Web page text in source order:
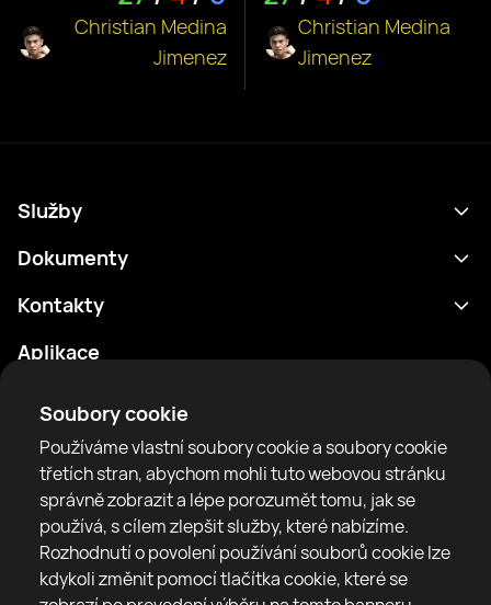
Soubory cookie
Používáme vlastní soubory cookie a soubory cookie
třetích stran, abychom mohli tuto webovou stránku
správně zobrazit a lépe porozumět tomu, jak se
používá, s cílem zlepšit služby, které nabízíme.
Rozhodnutí o povolení používání souborů cookie lze
kdykoli změnit pomocí tlačítka cookie, které se
Christian Medina
Jimenez
Christian Medina
Jimenez
RTF United service limited
6 Burrows court, Liverpool, United Kingdom
Služby
Program
Boxeři
Články
Sparring Finder
Dokumenty
Zásady ochrany osobních údajů
Pravidla komunity
Kontakty
support@rtfight.com
Aplikace